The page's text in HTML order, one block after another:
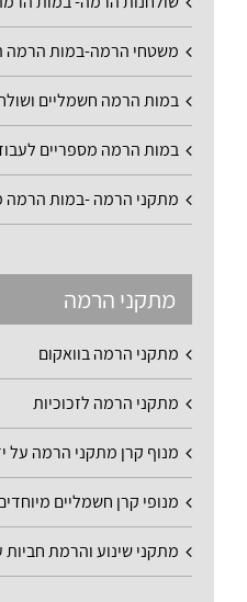
משטחי הרמה-במות הרמה
במות הרמה חשמליים
במות הרמה מספריים
מתקני הרמה -במות הרמה
מתקני הרמה
מתקני הרמה בוואקום
מתקני הרמה לזכוכיות
מנוף קרן מתקני הרמה על
מנופי קרן חשמליים
מתקני שינוע והרמת חביות